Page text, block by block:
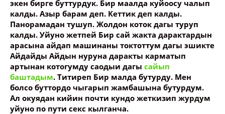
экен бирге буттурдук. Бир маалда куйоосу чалып
калды. Азыр барам деп. Кеттик деп калды.
Панорамадан тушуп. Жолдон коток дагы туруп
калды. Уйуно жетпей Бир сай жакта дарактардын
арасына айдап машинаны токтоттум дагы эшикте
Айдайды Айдын нуруна даракты карматып
артынан котогумду саодыи дагы сайып
баштадым. Титиреп Бир малда бутурду. Мен
болсо буттордо чыгарып жамбашына бутурдум.
Ал окуядан кийин почти кундо жеткизип журдум
уйуно по пути секс кылганча.